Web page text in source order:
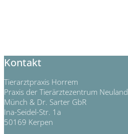
Kontakt
Tierarztpraxis Horrem
Praxis der Tierärztezentrum Neuland
Münch & Dr. Sarter GbR
Ina-Seidel-Str. 1a
50169 Kerpen